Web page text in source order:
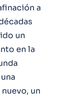
a
un
en la
un